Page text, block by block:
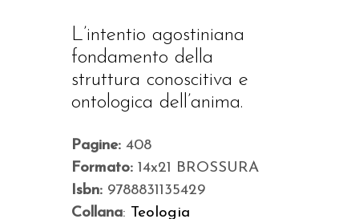
L’intentio agostiniana
fondamento della
struttura conoscitiva e
ontologica dell’anima.
Pagine: 408
Formato: 14x21 BROSSURA
Isbn: 9788831135429
Collana: Teologia